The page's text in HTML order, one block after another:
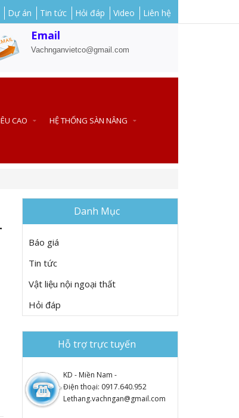
Dự án Tin tức Hỏi đáp Video Liên hệ
Email
Vachnganvietco@gmail.com
CAO HỆ THỐNG SÀN NÂNG
Danh Mục
Báo giá
Tin tức
Vật liệu nội ngoại thất
Hỏi đáp
Hỗ trợ trực tuyến
KD - Miền Nam -
Điện thoại: 0917.640.952
Lethang.vachngan@gmail.com